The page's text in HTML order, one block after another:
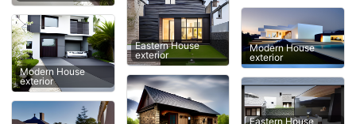
Modern House
exterior
Eastern House
exterior
Modern House
exterior
Eastern House